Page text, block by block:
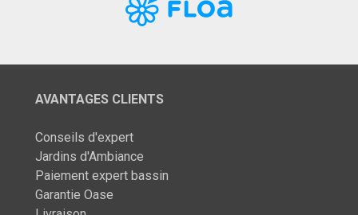
AVANTAGES CLIENTS
Conseils d'expert
Jardins d'Ambiance
Paiement expert bassin
Garantie Oase